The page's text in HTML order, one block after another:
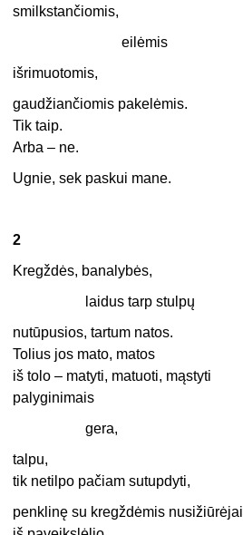
smilkstančiomis,
eilėmis
išrimuotomis,
gaudžiančiomis pakelėmis.
Tik taip.
Arba – ne.
Ugnie, sek paskui mane.
2
Kregždės, banalybės,
laidus tarp stulpų
nutūpusios, tartum natos.
Tolius jos mato, matos
iš tolo – matyti, matuoti, mąstyti
palyginimais
gera,
talpu,
tik netilpo pačiam sutupdyti,
penklinę su kregždėmis nusižiūrėjai